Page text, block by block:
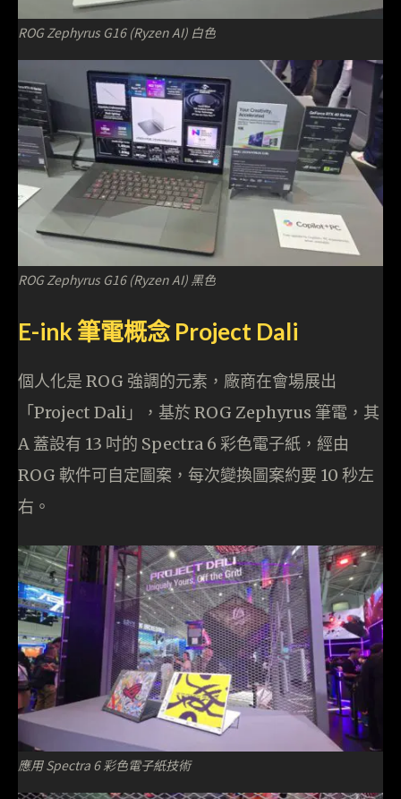
ROG Zephyrus G16 (Ryzen AI) 白色
ROG Zephyrus G16 (Ryzen AI) 黑色
E-ink 筆電概念 Project Dali
個人化是 ROG 強調的元素，廠商在會場展出
「Project Dali」，基於 ROG Zephyrus 筆電，其
A 蓋設有 13 吋的 Spectra 6 彩色電子紙，經由
ROG 軟件可自定圖案，每次變換圖案約要 10 秒左
右。
應用 Spectra 6 彩色電子紙技術